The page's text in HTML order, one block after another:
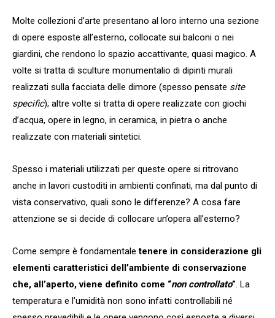
Molte collezioni d’arte presentano al loro interno una sezione
di opere esposte all’esterno, collocate sui balconi o nei
giardini, che rendono lo spazio accattivante, quasi magico. A
volte si tratta di sculture monumentalio di dipinti murali
realizzati sulla facciata delle dimore (spesso pensate site
specific); altre volte si tratta di opere realizzate con giochi
d’acqua, opere in legno, in ceramica, in pietra o anche
realizzate con materiali sintetici.
Spesso i materiali utilizzati per queste opere si ritrovano
anche in lavori custoditi in ambienti confinati, ma dal punto di
vista conservativo, quali sono le differenze? A cosa fare
attenzione se si decide di collocare un’opera all’esterno?
Come sempre è fondamentaletenere in considerazione gli
elementi caratteristici dell’ambiente di conservazione
che, all’aperto, viene definito come “non controllato”. La
temperatura e l’umidità non sono infatti controllabili né